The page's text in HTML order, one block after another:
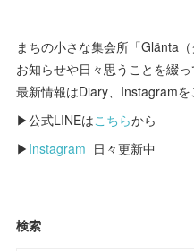
まちの小さな集会所「Glänta
お知らせや日々思うことを綴っ
最新情報はDiary、Instagramを
▶公式LINEはこちらから
▶ Instagram 日々更新中
検索